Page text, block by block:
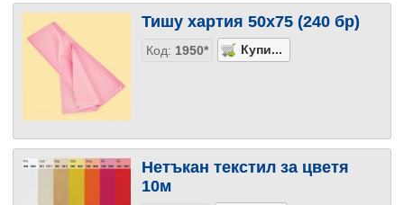
Тишу хартия 50х75 (240 бр)
Код: 1950*
Нетъкан текстил за цветя
10м